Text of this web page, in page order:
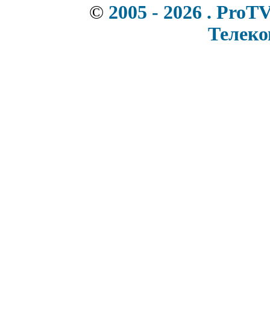
© 2005 - 2026 .